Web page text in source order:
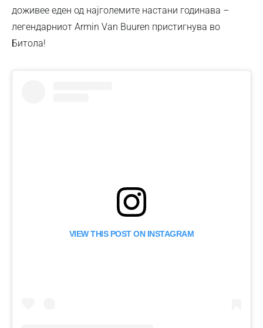
доживее еден од најголемите настани годинава –
легендарниот Armin Van Buuren пристигнува во
Битола!
VIEW THIS POST ON INSTAGRAM